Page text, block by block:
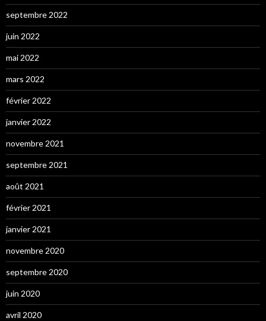
septembre 2022
juin 2022
mai 2022
mars 2022
février 2022
janvier 2022
novembre 2021
septembre 2021
août 2021
février 2021
janvier 2021
novembre 2020
septembre 2020
juin 2020
avril 2020